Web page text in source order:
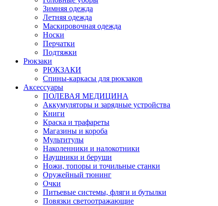
Зимняя одежда
Летняя одежда
Маскировочная одежда
Носки
Перчатки
Подтяжки
Рюкзаки
РЮКЗАКИ
Спины-каркасы для рюкзаков
Аксессуары
ПОЛЕВАЯ МЕДИЦИНА
Аккумуляторы и зарядные устройства
Книги
Краска и трафареты
Магазины и короба
Мультитулы
Наколенники и налокотники
Наушники и беруши
Ножи, топоры и точильные станки
Оружейный тюнинг
Очки
Питьевые системы, фляги и бутылки
Повязки светоотражающие